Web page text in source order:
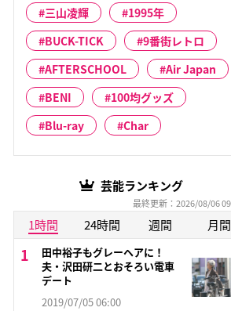
三山凌輝
1995年
BUCK-TICK
9番街レトロ
AFTERSCHOOL
Air Japan
BENI
100均グッズ
Blu-ray
Char
芸能ランキング
最終更新：2026/08/06
1時間 24時間 週間 月間
田中裕子もグレーヘアに！
夫・沢田研二とおそろい電車
デート
2019/07/05 06:00